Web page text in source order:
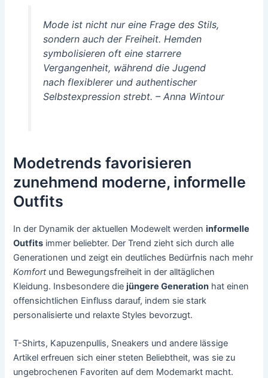
Mode ist nicht nur eine Frage des Stils,
sondern auch der Freiheit. Hemden
symbolisieren oft eine starrere
Vergangenheit, während die Jugend
nach flexiblerer und authentischer
Selbstexpression strebt. – Anna Wintour
Modetrends favorisieren
zunehmend moderne, informelle
Outfits
In der Dynamik der aktuellen Modewelt werdeninformelle
Outfits immer beliebter. Der Trend zieht sich durch alle
Generationen und zeigt ein deutliches Bedürfnis nach mehr
Komfortund Bewegungsfreiheit in der alltäglichen
Kleidung. Insbesondere diejüngere Generation hat einen
offensichtlichen Einfluss darauf, indem sie stark
personalisierte und relaxte Styles bevorzugt.
T-Shirts, Kapuzenpullis, Sneakers und andere lässige
Artikel erfreuen sich einer steten Beliebtheit, was sie zu
ungebrochenen Favoriten auf dem Modemarkt macht.